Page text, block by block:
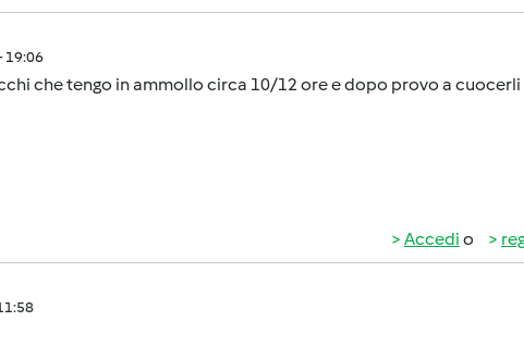
19:06
che tengo in ammollo circa 10/12 ore e dopo provo a
Accedi o